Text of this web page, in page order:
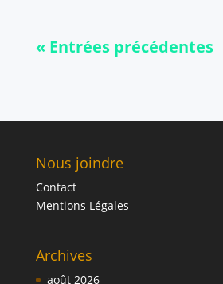
« Entrées précédentes
Nous joindre
Contact
Mentions Légales
Archives
août 2026